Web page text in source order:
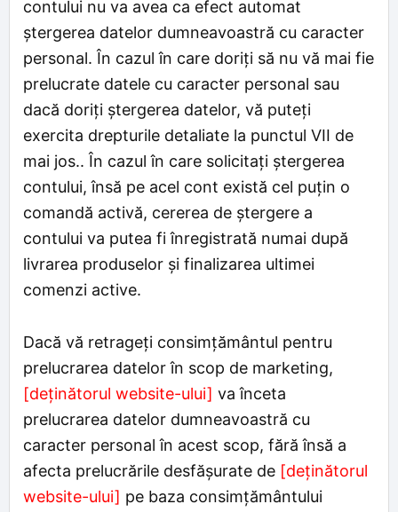
contului nu va avea ca efect automat
ștergerea datelor dumneavoastră cu caracter
personal. În cazul în care doriți să nu vă mai fie
prelucrate datele cu caracter personal sau
dacă doriți ștergerea datelor, vă puteți
exercita drepturile detaliate la punctul VII de
mai jos.. În cazul în care solicitați ştergerea
contului, însă pe acel cont există cel puţin o
comandă activă, cererea de ştergere a
contului va putea fi înregistrată numai după
livrarea produselor şi finalizarea ultimei
comenzi active.
Dacă vă retrageți consimțământul pentru
prelucrarea datelor în scop de marketing,
[deținătorul website-ului] va înceta
prelucrarea datelor dumneavoastră cu
caracter personal în acest scop, fără însă a
afecta prelucrările desfășurate de [deținătorul
website-ului] pe baza consimțământului